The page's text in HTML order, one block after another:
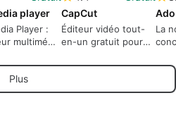
player
Player :
multimédia
CapCut
Éditeur vidéo tout-
en-un gratuit pour
La
Plus